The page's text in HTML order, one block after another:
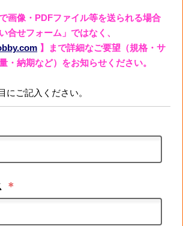
画像・PDFファイル等を送られる場合
合せフォーム」ではなく、
】まで詳細なご要望（規格・サ
・納期など）をお知らせください。
ご記入ください。
＊